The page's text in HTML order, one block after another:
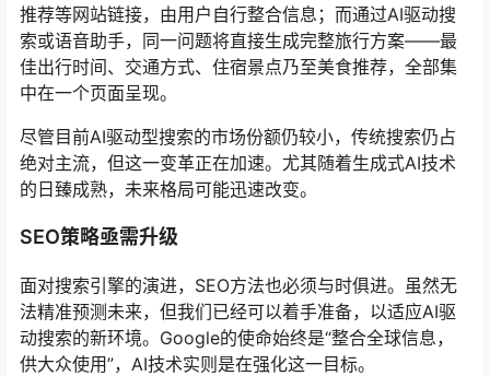
推荐等网站链接，由用户自行整合信息；而通过AI驱动搜
索或语音助手，同一问题将直接生成完整旅行方案——最
佳出行时间、交通方式、住宿景点乃至美食推荐，全部集
中在一个页面呈现。
尽管目前AI驱动型搜索的市场份额仍较小，传统搜索仍占
绝对主流，但这一变革正在加速。尤其随着生成式AI技术
的日臻成熟，未来格局可能迅速改变。
SEO策略亟需升级
面对搜索引擎的演进，SEO方法也必须与时俱进。虽然无
法精准预测未来，但我们已经可以着手准备，以适应AI驱
动搜索的新环境。Google的使命始终是“整合全球信息，
供大众使用”，AI技术实则是在强化这一目标。